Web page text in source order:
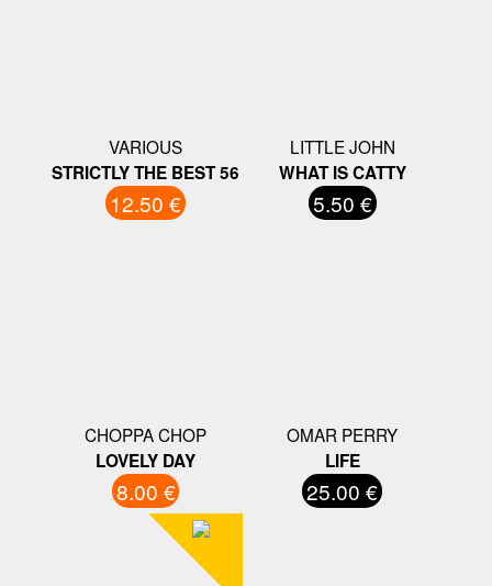
VARIOUS
STRICTLY THE BEST 56
12.50 €
LITTLE JOHN
WHAT IS CATTY
5.50 €
CHOPPA CHOP
LOVELY DAY
8.00 €
OMAR PERRY
LIFE
25.00 €